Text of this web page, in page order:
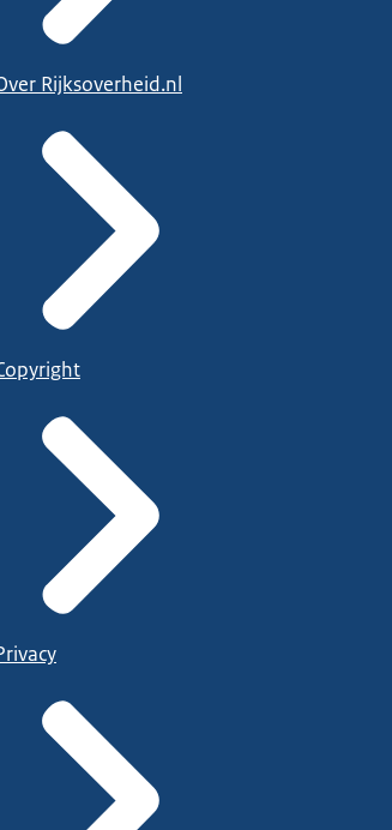
Rijksoverheid.nl